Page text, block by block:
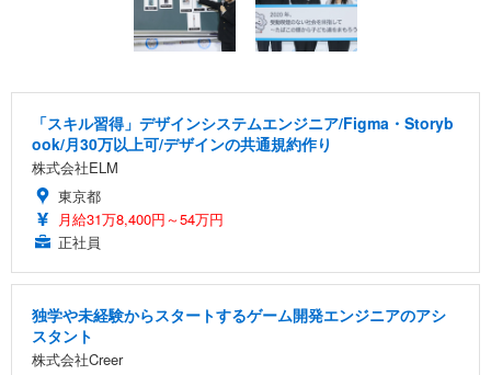
「スキル習得」デザインシステムエンジニア/Figma・Storyb
ook/月30万以上可/デザインの共通規約作り
株式会社ELM
東京都
月給31万8,400円～54万円
正社員
独学や未経験からスタートするゲーム開発エンジニアのアシ
スタント
株式会社Creer